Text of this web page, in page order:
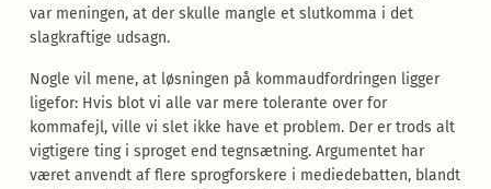
var meningen, at der skulle mangle et slutkomma i det
slagkraftige udsagn.
Nogle vil mene, at løsningen på kommaudfordringen ligger
ligefor: Hvis blot vi alle var mere tolerante over for
kommafejl, ville vi slet ikke have et problem. Der er trods alt
vigtigere ting i sproget end tegnsætning. Argumentet har
været anvendt af flere sprogforskere i mediedebatten, blandt